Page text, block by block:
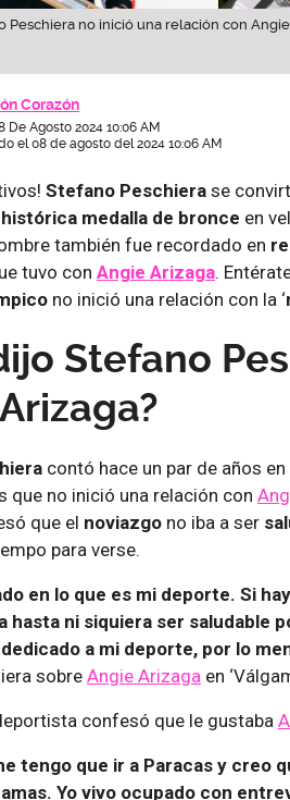
Peschiera no inició una relación con
Corazón
De Agosto 2024 10:06 AM
el 08 de agosto del 2024 10:06 AM
Stefano Peschiera se
histórica medalla de bronce en
también fue recordado en
tuvo con Angie Arizaga.
no inició una relación con la ‘
Stefano
contó hace un par de años
que no inició una relación con
que el noviazgo no iba a ser
para verse.
en lo que es mi deporte. Si
hasta ni siquiera ser saludable
a mi deporte, por lo
sobre Angie Arizaga en
confesó que le gustaba
tengo que ir a Paracas y creo
Yo vivo ocupado con